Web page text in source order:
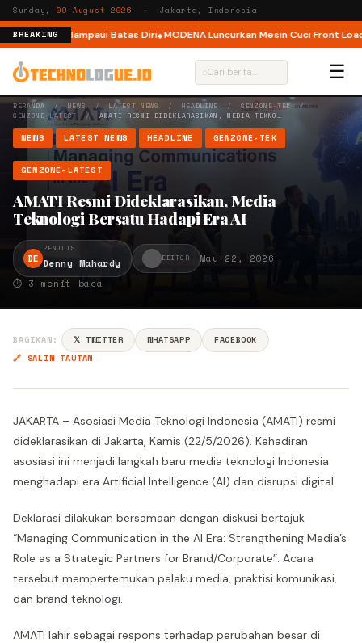
Sunday, 09 August 2026 · Jakarta, Indonesia
BREAKING
Pelari Melampaui Batas Diri MODENA Luncurkan Mesin Cuci Front Load
⌕ ☰
BERANDA / NEWS / LATEST NEWS / HEADLINE /GENZONE-TEK/
GENZONE-LATEST /AMATI RESMI DIDEKLARASIKAN, MEDIA TEKNO…
NEWS LATEST NEWS HEADLINE GENZONE-TEK
GENZONE-LATEST
AMATI Resmi Dideklarasikan, Media
Teknologi Bersatu Hadapi Era AI
DE
PENULIS
Denny Mahardy EDITOR
May 22, 2026
⏱ 3 menit baca
BAGIKAN: 𝕏 TWITTER WHATSAPP
FACEBOOK
🔗 SALIN TAUTAN
JAKARTA – Asosiasi Media Teknologi Indonesia (AMATI) resmi
dideklarasikan di Jakarta, Kamis (22/5/2026). Kehadiran
asosiasi ini menjadi langkah baru media teknologi Indonesia
menghadapi era Artificial Intelligence (AI) dan disrupsi digital.
Deklarasi dilakukan bersamaan dengan diskusi bertajuk
“Managing Communication in the AI Era: Strengthening Media’s
Role as a Strategic Partners for Brand/Corporate”. Acara
tersebut mempertemukan pelaku media, praktisi komunikasi,
dan brand teknologi.
AMATI lahir sebagai respons terhadap perubahan besar di